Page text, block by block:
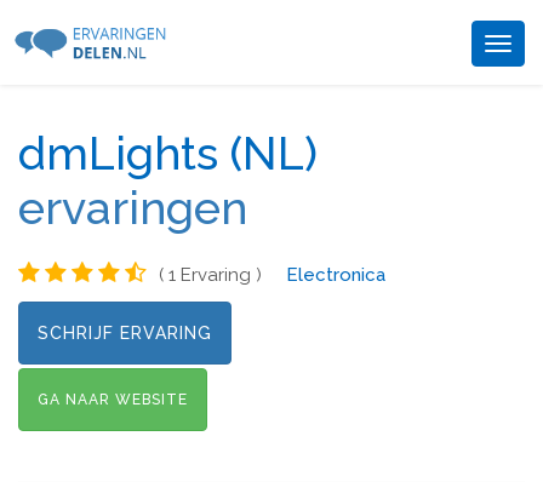
dmLights (NL)
ervaringen
( 1 Ervaring ) Electronica
SCHRIJF ERVARING
GA NAAR WEBSITE